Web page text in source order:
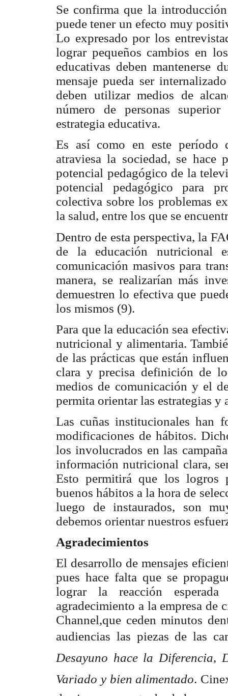
Se confirma que la
puede tener un efecto muy
Lo expresado por los
lograr pequeños cambios en
educativas deben mantenerse
mensaje pueda ser
deben utilizar medios de
número de personas
estrategia educativa.
Es así como en este período
atraviesa la sociedad, se
potencial pedagógico de la
potencial pedagógico para
colectiva sobre los problemas
la salud, entre los que se
Dentro de esta perspectiva, la
de la educación nutricional
comunicación masivos para
manera, se realizarían más
demuestren lo efectiva que
los mismos (9).
Para que la educación sea
nutricional y alimentaria.
de las prácticas que están
clara y precisa definición de
medios de comunicación y el
permita orientar las estrategias y
Las cuñas institucionales han
modificaciones de hábitos.
los involucrados en las
información nutricional clara,
Esto permitirá que los logros
buenos hábitos a la hora de
luego de instaurados, son
debemos orientar nuestros
Agradecimientos
El desarrollo de mensajes
pues hace falta que se
lograr la reacción
agradecimiento a la empresa
Channel,que ceden minutos
audiencias las piezas de las
Desayuno hace la Diferencia, 
Variado y bien alimentado.